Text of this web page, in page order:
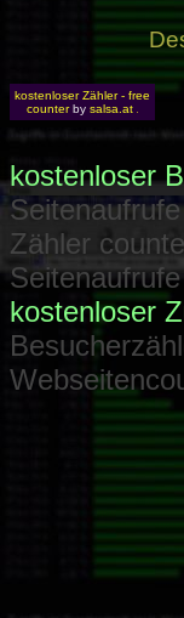
kostenloser Zähler - free
counterby salsa.at
kostenloser
Zähler
kostenloser